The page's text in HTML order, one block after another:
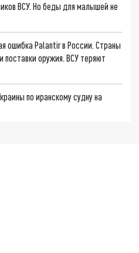
ВСУ. Но беды для малышей не
ошибка Palantir в России. Страны
поставки оружия. ВСУ теряют
по иранскому судну на